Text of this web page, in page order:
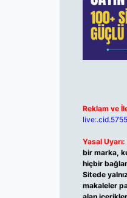
Reklam ve
Yasal Uyarı:
bir marka,
hiçbir
Sitede
makaleler